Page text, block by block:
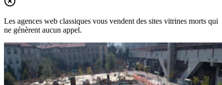
Les agences web classiques vous vendent des sites vitrines morts qui
ne génèrent aucun appel.